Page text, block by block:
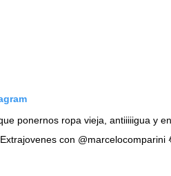
ponernos ropa vieja, antiiiiigua y
con